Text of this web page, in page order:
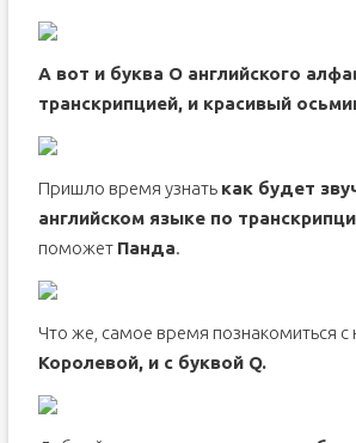
А вот и буква O английского
транскрипцией, и красивый
Пришло время узнать как будет
английском языке по
поможет Панда.
Что же, самое время познакомиться с
Королевой, и с буквой Q.